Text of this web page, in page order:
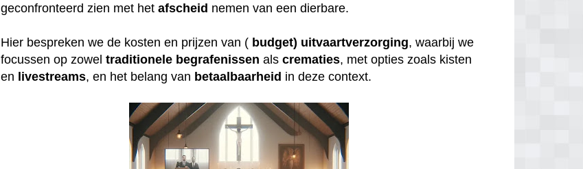
geconfronteerd zien met hetafscheid nemen van een dierbare.
Hier bespreken we de kosten en prijzen van ( budget) uitvaartverzorging, waarbij we
focussen op zoweltraditionele begrafenissen alscrematies, met opties zoals kisten
en livestreams, en het belang van betaalbaarheid in deze context.